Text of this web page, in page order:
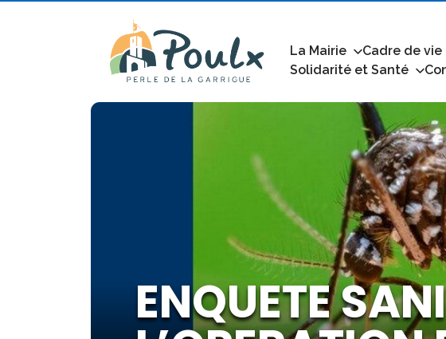
La Mairie Cadre de vie
Solidarité et Santé
ENQUETE